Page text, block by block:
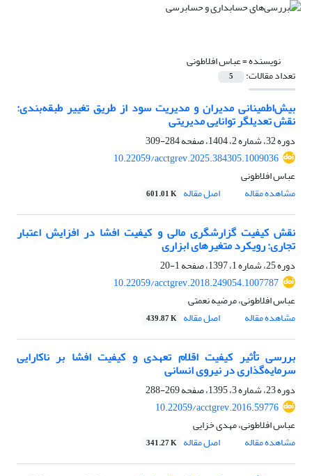
نویسنده =عباس افلاطونی
تعداد مقالات: 5
بیش‌اطمینانی مدیران و مدیریت سود از طریق تغییر طبقه‌بندی:
نقش تعدیلگر توانایی مدیریتی
دوره 32، شماره 2، 1404، صفحه
284-309
10.22059/acctgrev.2025.384305.1009036
عباس افلاطونی
مشاهده مقاله
اصل مقاله 601.01 K
نقش کیفیت گزارشگری مالی و کیفیت افشا در افزایش اعتبار
تجاری: رویکرد متغیر‌های ابزاری
دوره 25، شماره 1، 1397، صفحه
1-20
10.22059/acctgrev.2018.249054.1007787
عباس افلاطونی، مرضیه نعمتی
مشاهده مقاله
اصل مقاله 439.87 K
بررسی تأثیر کیفیت اقلام تعهدی و کیفیت افشا بر ناکارایی
سرمایه‌گذاری در نیروی انسانی
دوره 23، شماره 3، 1395، صفحه
269-288
10.22059/acctgrev.2016.59776
عباس افلاطونی، مهدی خزایی
مشاهده مقاله
اصل مقاله 341.27 K